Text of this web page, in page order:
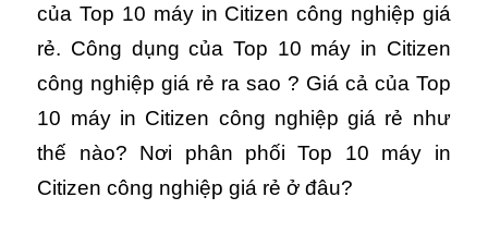
của Top 10 máy in Citizen công nghiệp giá
rẻ. Công dụng của Top 10 máy in Citizen
công nghiệp giá rẻ ra sao ? Giá cả của Top
10 máy in Citizen công nghiệp giá rẻ như
thế nào? Nơi phân phối Top 10 máy in
Citizen công nghiệp giá rẻ ở đâu?